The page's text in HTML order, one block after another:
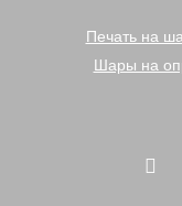
Печать на
Шары на